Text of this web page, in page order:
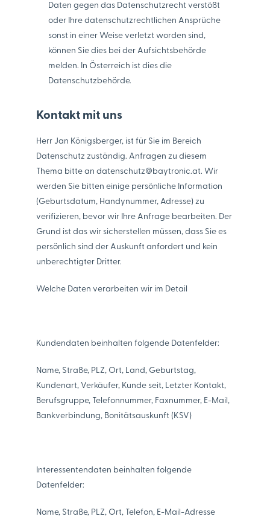
Daten gegen das Datenschutzrecht verstößt
oder Ihre datenschutzrechtlichen Ansprüche
sonst in einer Weise verletzt worden sind,
können Sie dies bei der Aufsichtsbehörde
melden. In Österreich ist dies die
Datenschutzbehörde.
Kontakt mit uns
Herr Jan Königsberger, ist für Sie im Bereich
Datenschutz zuständig. Anfragen zu diesem
Thema bitte an datenschutz@baytronic.at. Wir
werden Sie bitten einige persönliche Information
(Geburtsdatum, Handynummer, Adresse) zu
verifizieren, bevor wir Ihre Anfrage bearbeiten. Der
Grund ist das wir sicherstellen müssen, dass Sie es
persönlich sind der Auskunft anfordert und kein
unberechtigter Dritter.
Welche Daten verarbeiten wir im Detail
Kundendaten beinhalten folgende Datenfelder:
Name, Straße, PLZ, Ort, Land, Geburtstag,
Kundenart, Verkäufer, Kunde seit, Letzter Kontakt,
Berufsgruppe, Telefonnummer, Faxnummer, E-Mail,
Bankverbindung, Bonitätsauskunft (KSV)
Interessentendaten beinhalten folgende
Datenfelder:
Name, Straße, PLZ, Ort, Telefon, E-Mail-Adresse